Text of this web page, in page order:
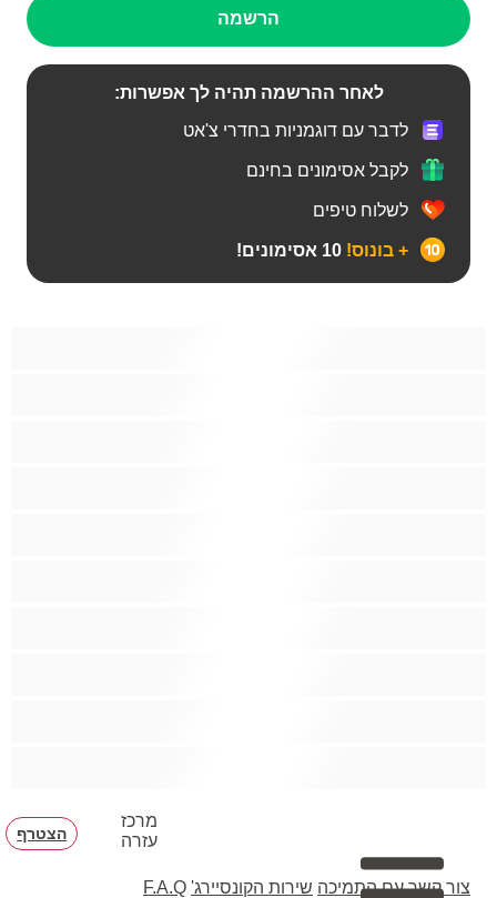
הרשמה
לאחר ההרשמה תהיה לך אפשרות:
לדבר עם דוגמניות בחדרי צ'אט
לקבל אסימונים בחינם
לשלוח טיפים
+ בונוס!
מרכז
עזרה
הצטרף
צור קשר עם התמיכה שירות הקונסיירג' F.A.Q